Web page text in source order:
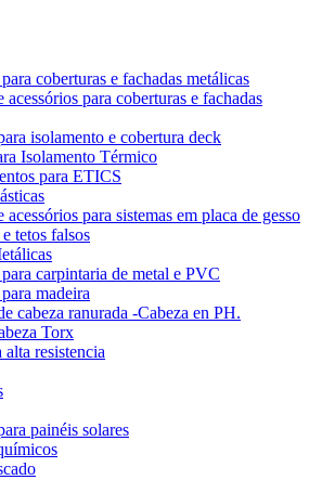
coberturas e fachadas metálicas
acessórios para coberturas e fachadas
isolamento e cobertura deck
Isolamento Térmico
para ETICS
acessórios para sistemas em placa de gesso
tetos falsos
carpintaria de metal e PVC
madeira
cabeza ranurada -Cabeza en PH.
Torx
resistencia
painéis solares